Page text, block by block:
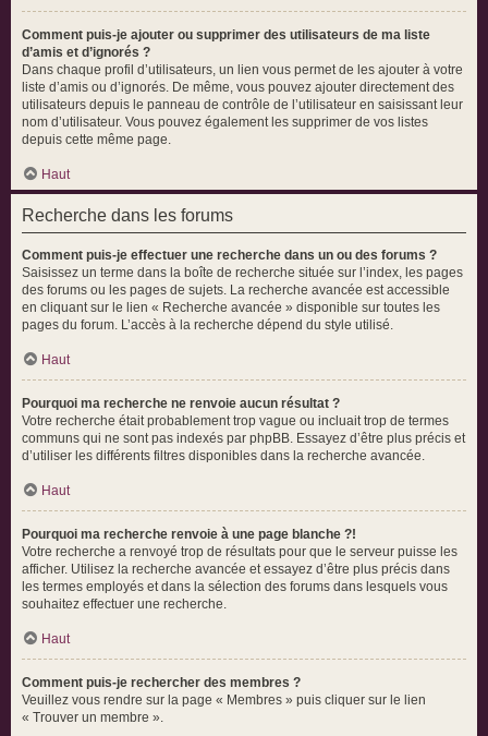
Comment puis-je ajouter ou supprimer des utilisateurs de ma liste
d’amis et d’ignorés ?
Dans chaque profil d’utilisateurs, un lien vous permet de les ajouter à votre
liste d’amis ou d’ignorés. De même, vous pouvez ajouter directement des
utilisateurs depuis le panneau de contrôle de l’utilisateur en saisissant leur
nom d’utilisateur. Vous pouvez également les supprimer de vos listes
depuis cette même page.
Haut
Recherche dans les forums
Comment puis-je effectuer une recherche dans un ou des forums ?
Saisissez un terme dans la boîte de recherche située sur l’index, les pages
des forums ou les pages de sujets. La recherche avancée est accessible
en cliquant sur le lien « Recherche avancée » disponible sur toutes les
pages du forum. L’accès à la recherche dépend du style utilisé.
Haut
Pourquoi ma recherche ne renvoie aucun résultat ?
Votre recherche était probablement trop vague ou incluait trop de termes
communs qui ne sont pas indexés par phpBB. Essayez d’être plus précis et
d’utiliser les différents filtres disponibles dans la recherche avancée.
Haut
Pourquoi ma recherche renvoie à une page blanche ?!
Votre recherche a renvoyé trop de résultats pour que le serveur puisse les
afficher. Utilisez la recherche avancée et essayez d’être plus précis dans
les termes employés et dans la sélection des forums dans lesquels vous
souhaitez effectuer une recherche.
Haut
Comment puis-je rechercher des membres ?
Veuillez vous rendre sur la page « Membres » puis cliquer sur le lien
« Trouver un membre ».